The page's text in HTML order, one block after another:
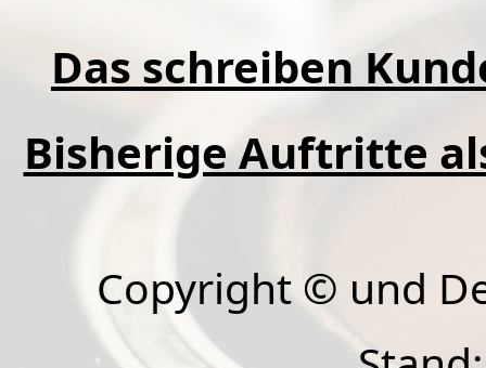
Das schreiben
Bisherige Auftritte
Copyright © und